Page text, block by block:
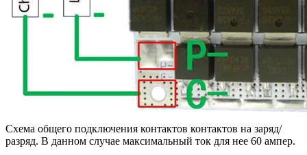
Схема общего подключения контактов контактов на заряд/
разряд. В данном случае максимальный ток для нее 60 ампер.